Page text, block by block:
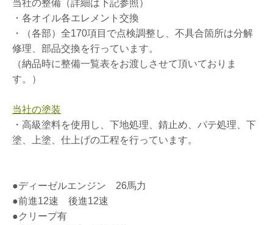
当社の整備（詳細は下記参照）
・各オイル各エレメント交換
・（各部）全170項目で点検調整し、不具合箇所は分解
修理、部品交換を行っています。
（納品時に整備一覧表をお渡しさせて頂いておりま
す。）
当社の塗装
・高級塗料を使用し、下地処理、錆止め、パテ処理、下
塗、上塗、仕上げの工程を行っています。
●ディーゼルエンジン 26馬力
●前進12速 後進12速
●クリープ有